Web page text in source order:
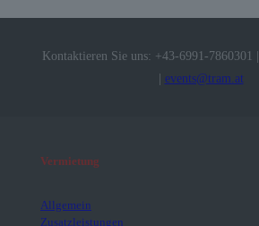
Kontaktieren Sie uns: +43-6991-7860301 |
| events@tram.at
Vermietung
Allgemein
Zusatzleistungen